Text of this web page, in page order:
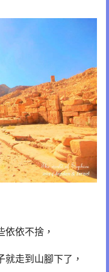
依依不捨，
走到山腳下了，